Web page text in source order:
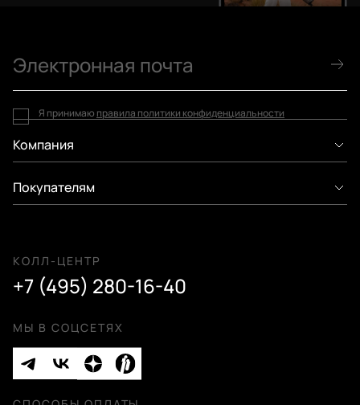
Компания
Покупателям
КОЛЛ-ЦЕНТР
+7 (495) 280-16-40
МЫ В СОЦСЕТЯХ
Я принимаю правила политики конфиденциальности